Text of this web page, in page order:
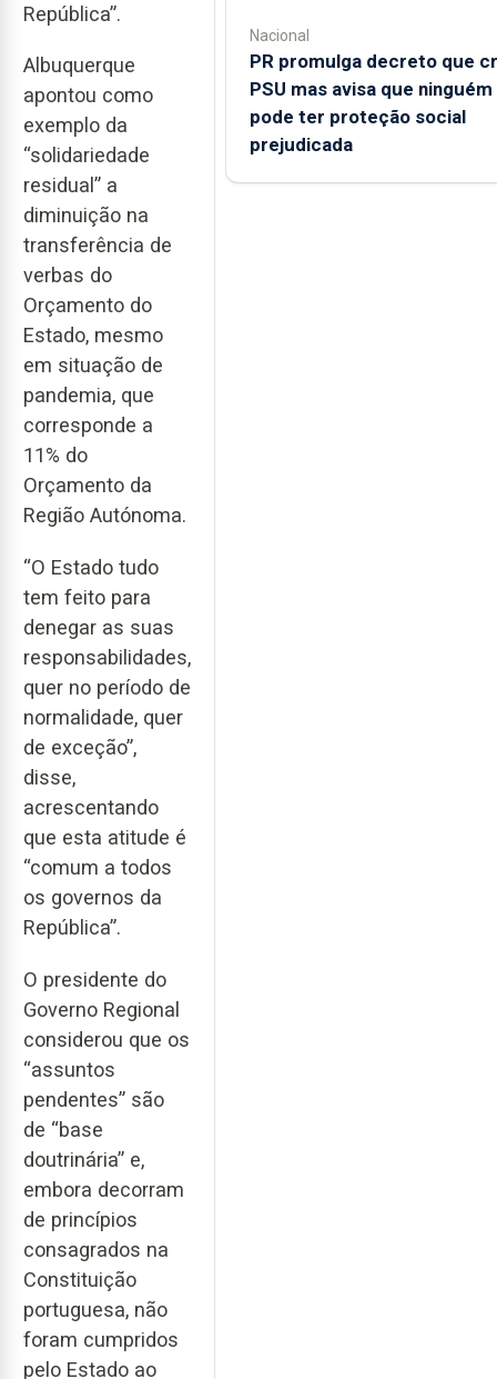
República”.
Albuquerque
apontou como
exemplo da
“solidariedade
residual” a
diminuição na
transferência de
verbas do
Orçamento do
Estado, mesmo
em situação de
pandemia, que
corresponde a
11% do
Orçamento da
Região Autónoma.
“O Estado tudo
tem feito para
denegar as suas
responsabilidades,
quer no período de
normalidade, quer
de exceção”,
disse,
acrescentando
que esta atitude é
“comum a todos
os governos da
República”.
O presidente do
Governo Regional
considerou que os
“assuntos
pendentes” são
de “base
doutrinária” e,
embora decorram
de princípios
consagrados na
Constituição
portuguesa, não
foram cumpridos
pelo Estado ao
Nacional
PR promulga decreto que
PSU mas avisa que ninguém
pode ter proteção social
prejudicada